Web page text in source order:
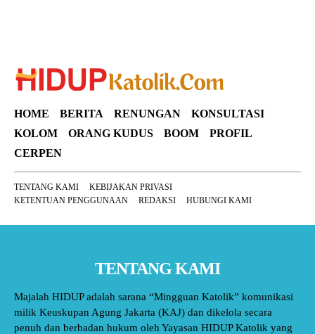
HOME BERITA RENUNGAN
KONSULTASI
KOLOM
ORANG KUDUS BOOM
PROFIL
CERPEN
TENTANG KAMI
KEBIJAKAN PRIVASI
KETENTUAN PENGGUNAAN
REDAKSI HUBUNGI KAMI
TENTANG KAMI
Majalah HIDUP adalah sarana “Mingguan Katolik” komunikasi
milik Keuskupan Agung Jakarta (KAJ) dan dikelola secara
penuh dan berbadan hukum oleh Yayasan HIDUP Katolik yang